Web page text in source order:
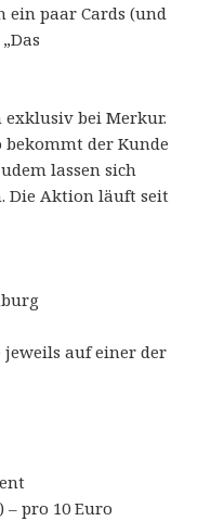
paar Cards (und
exklusiv bei Merkur.
bekommt der Kunde
lassen sich
Die Aktion läuft seit
jeweils auf einer der
pro 10 Euro